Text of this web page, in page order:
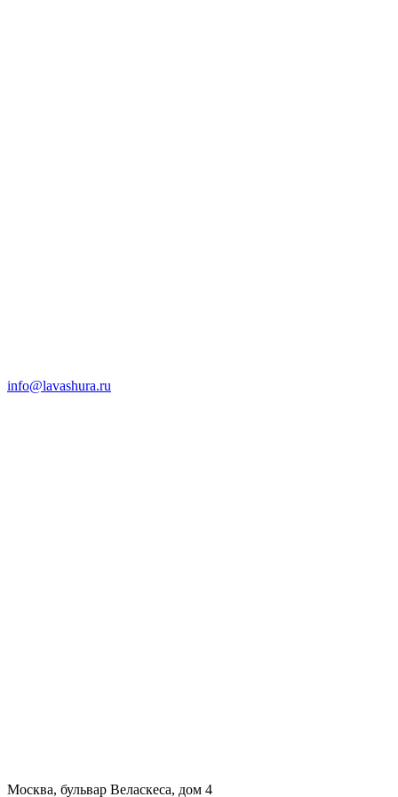
info@lavashura.ru
Москва, бульвар Веласкеса, дом 4